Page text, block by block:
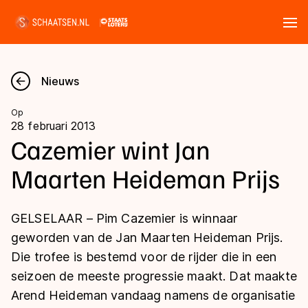
Nieuws
Kalender
Disciplines
Langebaan
Shorttrack
Inlineskaten
Uitslagen
Langebaan
Shorttrack
Marathon
Tijden & historie
Ranglijsten Langebaan
Nieuws
Op
28 februari 2013
Cazemier wint Jan
Maarten Heideman Prijs
GELSELAAR – Pim Cazemier is winnaar
geworden van de Jan Maarten Heideman Prijs.
Die trofee is bestemd voor de rijder die in een
seizoen de meeste progressie maakt. Dat maakte
Arend Heideman vandaag namens de organisatie